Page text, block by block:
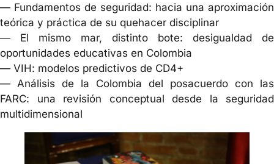
— Fundamentos de seguridad: hacia una aproximación
teórica y práctica de su quehacer disciplinar
— El mismo mar, distinto bote: desigualdad de
oportunidades educativas en Colombia
— VIH: modelos predictivos de CD4+
— Análisis de la Colombia del posacuerdo con las
FARC: una revisión conceptual desde la seguridad
multidimensional